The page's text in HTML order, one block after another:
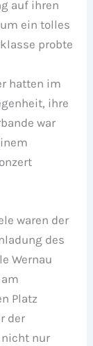
auf ihren
ein tolles
probte
hatten im
ihre
war
waren der
des
Wernau
Platz
der
nur